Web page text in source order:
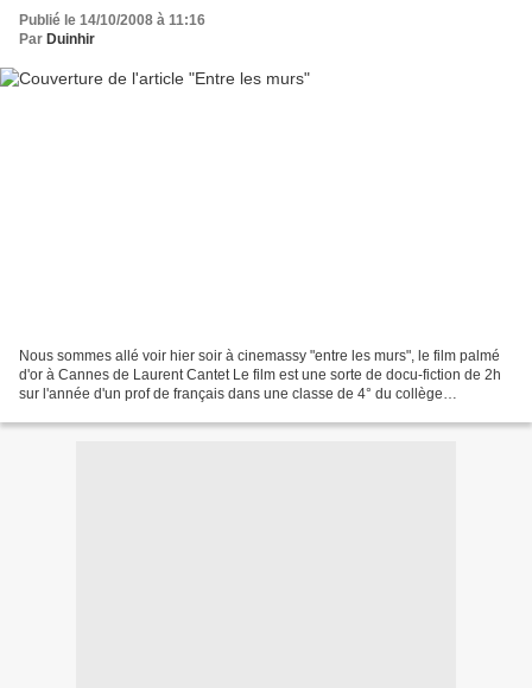
Publié le 14/10/2008 à 11:16
Par Duinhir
Nous sommes allé voir hier soir à cinemassy "entre les murs", le film palmé
d'or à Cannes de Laurent Cantet Le film est une sorte de docu-fiction de 2h
sur l'année d'un prof de français dans une classe de 4° du collège